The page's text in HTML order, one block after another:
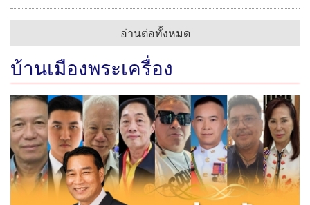
อ่านต่อทั้งหมด
บ้านเมืองพระเครื่อง